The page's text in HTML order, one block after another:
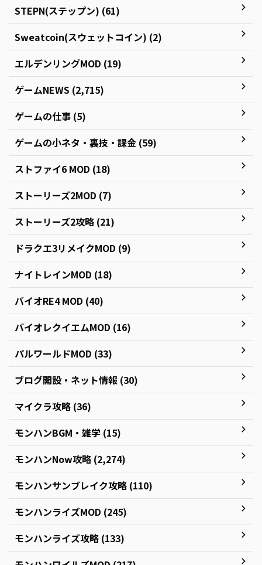
STEPN(ステップン) (61)
Sweatcoin(スウェットコイン) (2)
エルデンリングMOD (19)
ゲームNEWS (2,715)
ゲームの仕事 (5)
ゲームの小ネタ・裏技・課金 (59)
ストファイ6 MOD (18)
ストーリーズ2MOD (7)
ストーリーズ2攻略 (21)
ドラクエ3リメイクMOD (9)
ナイトレインMOD (18)
バイオRE4 MOD (40)
バイオレクイエムMOD (16)
パルワールドMOD (33)
ブログ開設・ネット情報 (30)
マイクラ攻略 (36)
モンハンBGM・雑学 (15)
モンハンNow攻略 (2,274)
モンハンサンブレイク攻略 (110)
モンハンライズMOD (245)
モンハンライズ攻略 (133)